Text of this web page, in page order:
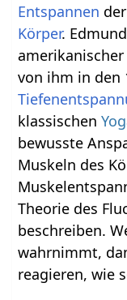
Entspannen
Körper.
von ihm in den
klassischen
bewusste
Muskeln des
Theorie des
beschreiben.
wahrnimmt,
reagieren, wie